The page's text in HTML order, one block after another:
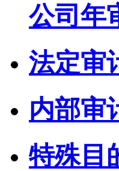
公司年
法定审
内部审
特殊目